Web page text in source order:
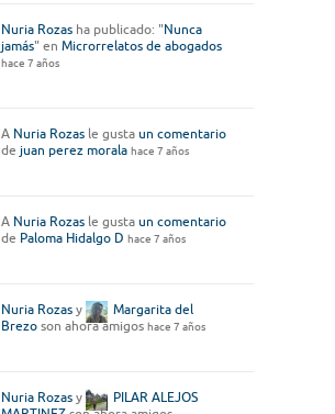
Nuria Rozas ha publicado: "Nunca
jamás" en Microrrelatos de abogados
hace 7 años
A Nuria Rozas le gusta un comentario
de juan perez morala hace 7 años
A Nuria Rozas le gusta un comentario
de Paloma Hidalgo D hace 7 años
Nuria Rozas y
Margarita del
Brezo son ahora amigos hace 7 años
Nuria Rozas y
PILAR ALEJOS